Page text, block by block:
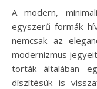
A modern,
egyszerű formák
nemcsak az
modernizmus
torták általában
díszítésük is